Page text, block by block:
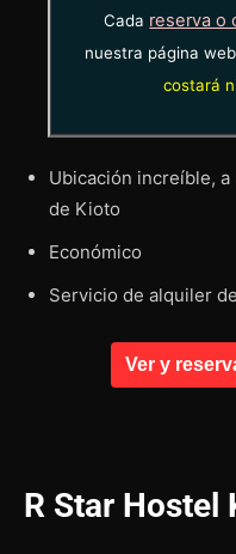
Cada reserva o
nuestra página web
costará
Ubicación increíble,
de Kioto
Económico
Servicio de alquiler
Ver y
R Star Hostel